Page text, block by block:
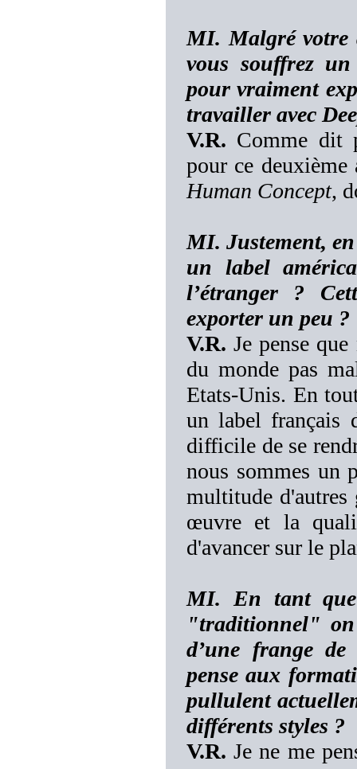
MI. Malgré votre
vous souffrez
pour vraiment
travailler avec
V.R. Comme dit
pour ce deuxième
Human Concept,
MI. Justement,
un label
l’étranger ?
exporter un peu ?
V.R. Je pense
du monde pas
Etats-Unis. En
un label français
difficile de se
nous sommes un
multitude d'autres
œuvre et la
d'avancer sur le
MI. En tant que
"traditionnel" on
d’une frange
pense aux
pullulent
différents styles ?
V.R. Je ne me